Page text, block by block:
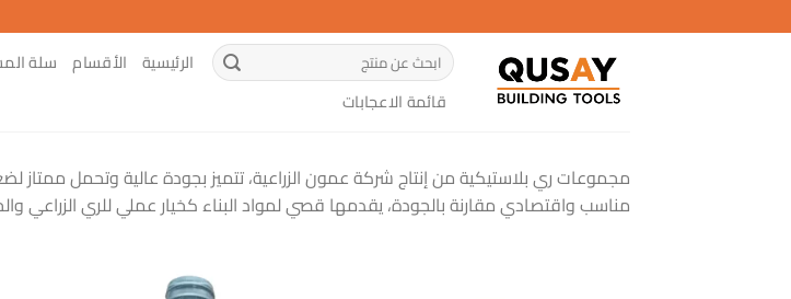
للمحتوى
البحث
عن:
الرئيسية الأقسام سلة
قائمة الاعجابات
مجموعات ري بلاستيكية من إنتاج شركة عمون الزراعية، تتميز بجودة عالية وتحمل
مناسب واقتصادي مقارنة بالجودة، يقدمها قصي لمواد البناء كخيار عملي للري الزراعي